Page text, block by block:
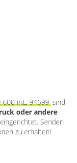
600 mL, 94699 sind
oder andere
eingerichtet. Senden
zu erhalten!